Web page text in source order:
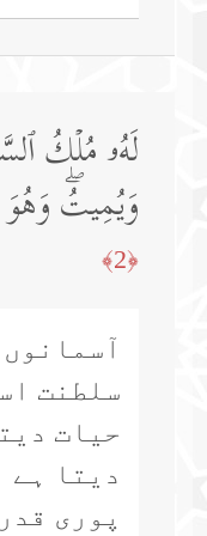
لَهُۥ مُلۡكُ
وَیُمِیتُۖ
﴿2﴾
سلطنت
حیات
دیتا ہے
پوری